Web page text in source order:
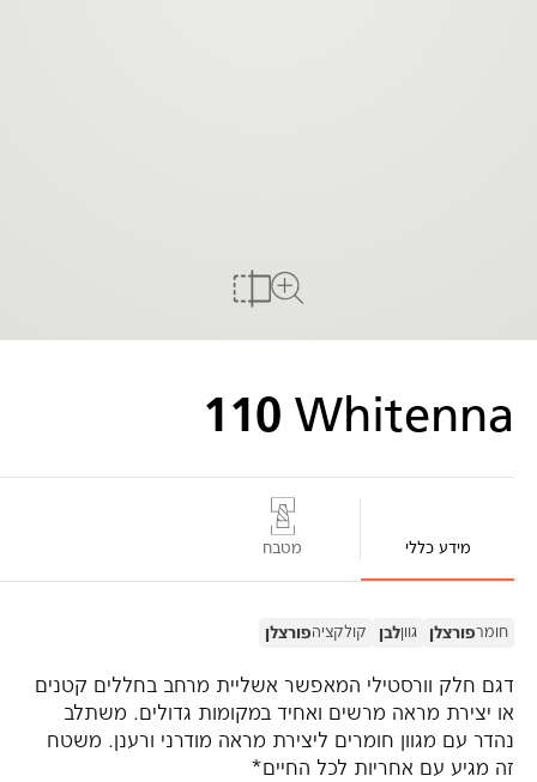
110 Whitenna
מידע כללי מטבח
חומרפורצלן גווןלבן קולקציהפורצלן
דגם חלק וורסטילי המאפשר אשליית מרחב בחללים קטנים
או יצירת מראה מרשים ואחיד במקומות גדולים. משתלב
נהדר עם מגוון חומרים ליצירת מראה מודרני ורענן. משטח
זה מגיע עם אחריות לכל החיים*